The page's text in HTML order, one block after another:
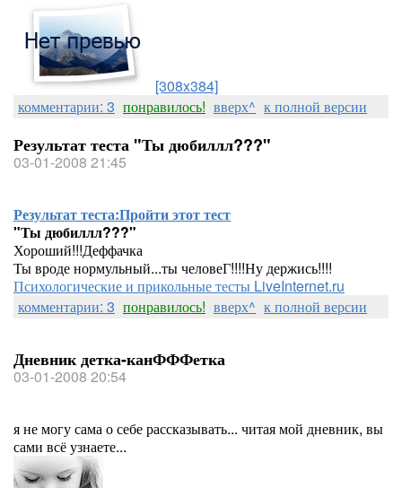
[308x384]
комментарии: 3 понравилось! вверх^ к полной версии
Результат теста "Ты дюбиллл???"
03-01-2008 21:45
Результат теста:Пройти этот тест
"Ты дюбиллл???"
Хороший!!!Деффачка
Ты вроде нормульный...ты человеГ!!!!Ну держись!!!!
Психологические и прикольные тесты LiveInternet.ru
комментарии: 3 понравилось! вверх^ к полной версии
Дневник детка-канФФФетка
03-01-2008 20:54
я не могу сама о себе рассказывать... читая мой дневник, вы
сами всё узнаете...